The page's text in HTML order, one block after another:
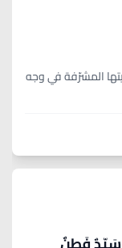
المشرّفة في وجه